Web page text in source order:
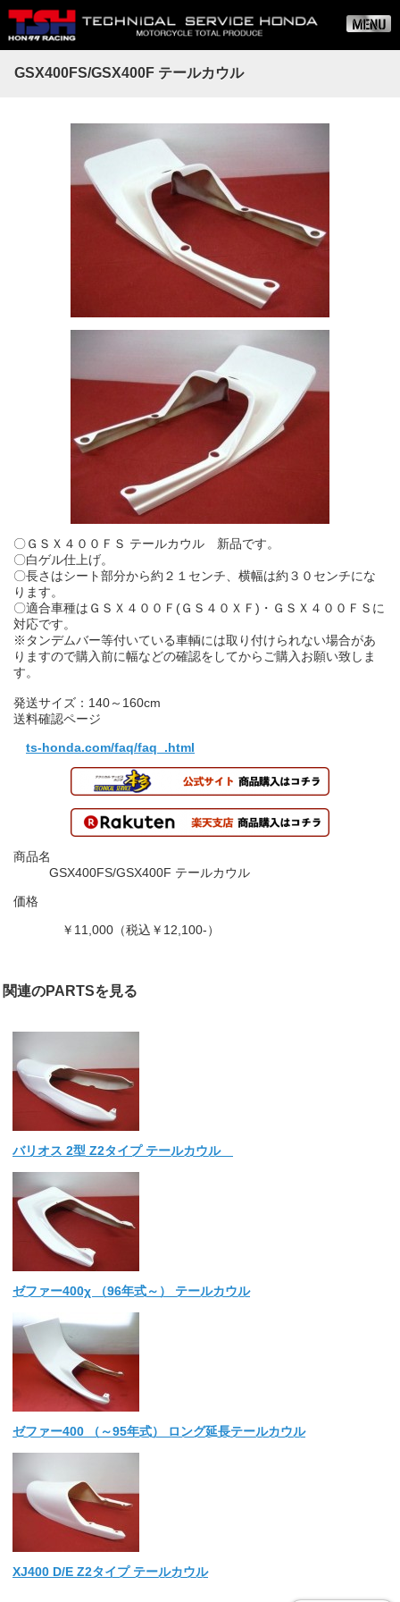
GSX400FS/GSX400F テールカウル
〇ＧＳＸ４００ＦＳ テールカウル 新品です。
〇白ゲル仕上げ。
〇長さはシート部分から約２１センチ、横幅は約３０センチにな
ります。
〇適合車種はＧＳＸ４００Ｆ(ＧＳ４０ＸＦ)・ＧＳＸ４００ＦＳに
対応です。
※タンデムバー等付いている車輌には取り付けられない場合があ
りますので購入前に幅などの確認をしてからご購入お願い致しま
す。
発送サイズ：140～160cm
送料確認ページ
ts-honda.com/faq/faq_.html
商品名
GSX400FS/GSX400F テールカウル
価格
￥11,000（税込￥12,100-）
関連のPARTSを見る
バリオス 2型 Z2タイプ テールカウル
ゼファー400χ （96年式～） テールカウル
ゼファー400 （～95年式） ロング延長テールカウル
XJ400 D/E Z2タイプ テールカウル